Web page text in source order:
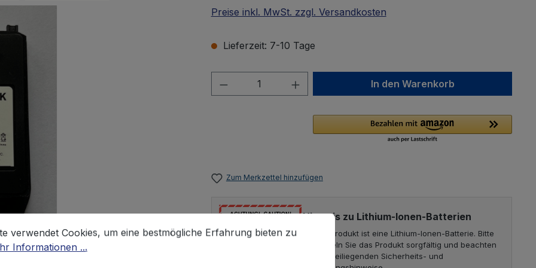
Preise inkl. MwSt. zzgl. Versandkosten
Lieferzeit: 7-10 Tage
Produkt Anzahl: Gib den gewünschten Wert
In den Warenkorb
Zum Merkzettel hinzufügen
Hinweis zu Lithium-Ionen-Batterien
Dieses Produkt ist eine Lithium-Ionen-Batterie. Bitte
behandeln Sie das Produkt sorgfältig und beachten
Sie die beiliegenden Sicherheits- und
Cookies, um eine bestmögliche Erfahrung bieten zu können.
Mehr Informationen ...
verwendet Cookies, um eine bestmögliche Erfahrung bieten zu
Informationen ...